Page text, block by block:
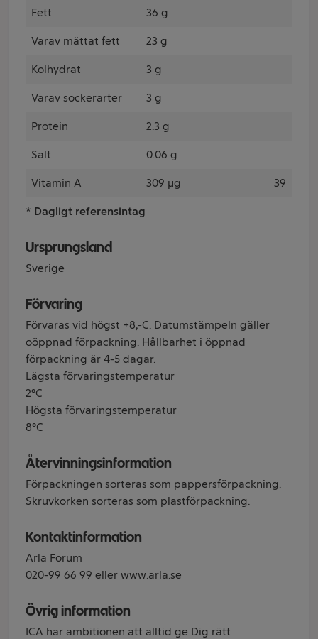
Fett 36 g
Varav mättat fett 23 g
Kolhydrat 3 g
Varav sockerarter 3 g
Protein 2.3 g
Salt 0.06 g
Vitamin A 309 µg 39
* Dagligt referensintag
Ursprungsland
Sverige
Förvaring
Förvaras vid högst +8ºC. Datumstämpeln gäller
oöppnad förpackning. Hållbarhet i öppnad
förpackning är 4-5 dagar.
Lägsta förvaringstemperatur
2°C
Högsta förvaringstemperatur
8°C
Återvinningsinformation
Förpackningen sorteras som pappersförpackning.
Skruvkorken sorteras som plastförpackning.
Kontaktinformation
Arla Forum
020-99 66 99 eller www.arla.se
Övrig information
ICA har ambitionen att alltid ge Dig rätt